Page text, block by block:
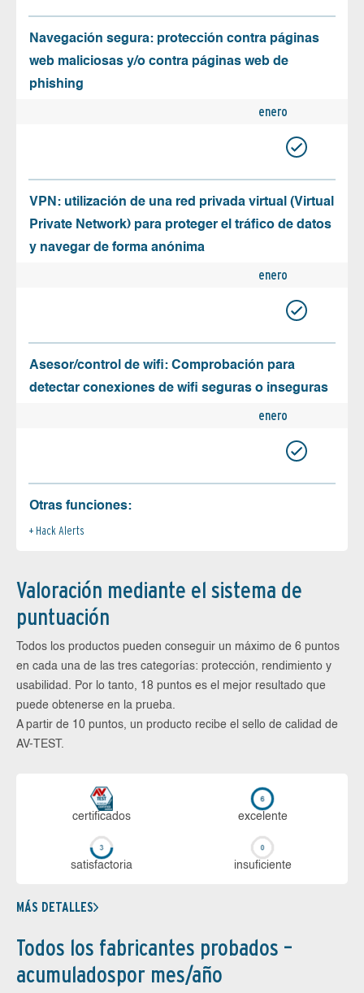
Navegación segura: protección contra páginas
web maliciosas y/o contra páginas web de
phishing
enero
VPN: utilización de una red privada virtual (Virtual
Private Network) para proteger el tráfico de datos
y navegar de forma anónima
enero
Asesor/control de wifi: Comprobación para
detectar conexiones de wifi seguras o inseguras
enero
Otras funciones:
Hack Alerts
Valoración mediante el sistema de
puntuación
Todos los productos pueden conseguir un máximo de 6 puntos
en cada una de las tres categorías: protección, rendimiento y
usabilidad. Por lo tanto, 18 puntos es el mejor resultado que
puede obtenerse en la prueba.
A partir de 10 puntos, un producto recibe el sello de calidad de
AV-TEST.
certi­ficados ex­ce­len­te
sa­tis­fac­to­ria in­su­fi­cien­te
MÁS DETALLES
Todos los fabricantes probados –
acumuladospor mes/año